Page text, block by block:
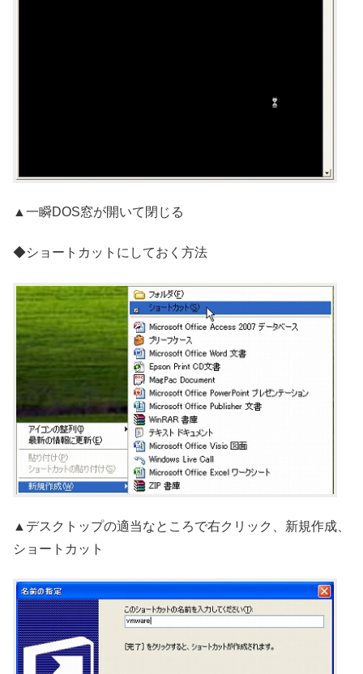
▲一瞬DOS窓が開いて閉じる
◆ショートカットにしておく方法
▲デスクトップの適当なところで右クリック、新規作成、
ショートカット